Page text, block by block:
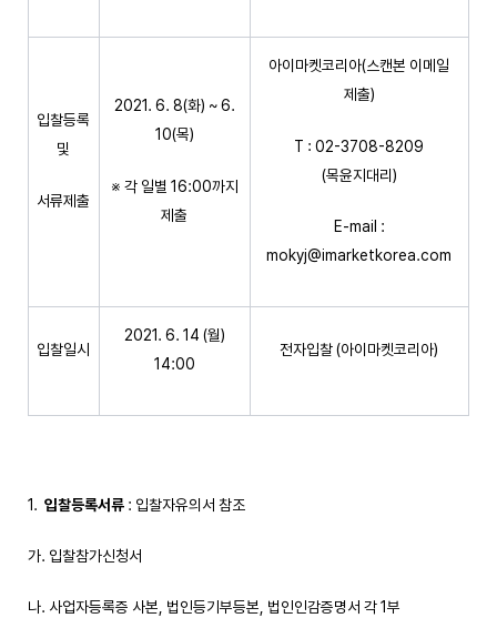
입찰등록
및
서류제출
2021. 6. 8(화) ~ 6.
10(목)
※ 각 일별 16:00까지
제출
아이마켓코리아(스캔본 이메일
제출)
T : 02-3708-8209
(목윤지대리)
E-mail :
mokyj@imarketkorea.com
입찰일시
2021. 6. 14 (월)
14:00
전자입찰 (아이마켓코리아)
입찰등록서류: 입찰자유의서 참조
가. 입찰참가신청서
나. 사업자등록증 사본, 법인등기부등본, 법인인감증명서 각 1부